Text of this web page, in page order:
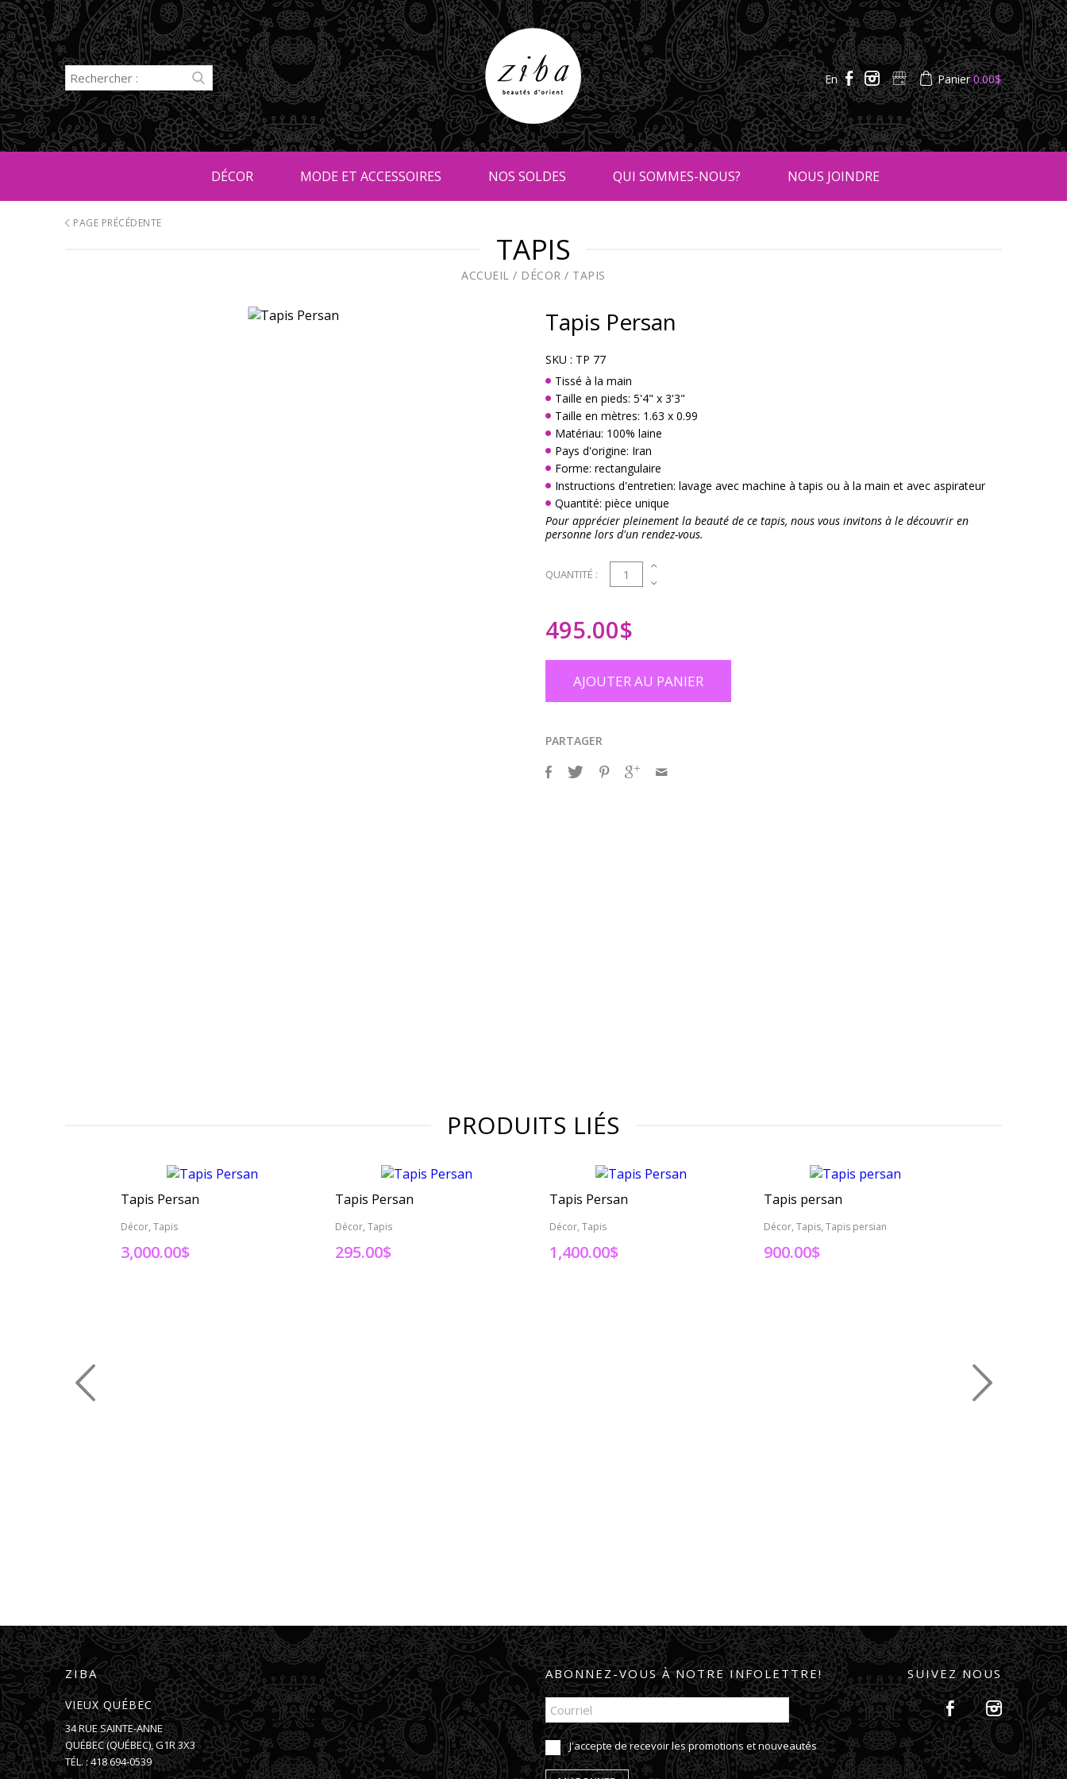
En Panier0.00$
DÉCOR MODE ET ACCESSOIRES NOS SOLDES QUI SOMMES-NOUS? NOUS JOINDRE
PAGE PRÉCÉDENTE
TAPIS
ACCUEIL / DÉCOR / TAPIS
Tapis Persan
SKU : TP 77
Tissé à la main
Taille en pieds: 5'4" x 3'3"
Taille en mètres: 1.63 x 0.99
Matériau: 100% laine
Pays d'origine: Iran
Forme: rectangulaire
Instructions d'entretien: lavage avec machine à tapis ou à la main et avec aspirateur
Quantité: pièce unique
Pour apprécier pleinement la beauté de ce tapis, nous vous invitons à le découvrir en
personne lors d'un rendez-vous.
QUANTITÉ : 1
495.00$
AJOUTER AU PANIER
PARTAGER
PRODUITS LIÉS
Tapis Persan
Décor, Tapis
3,000.00$
Tapis Persan
Décor, Tapis
295.00$
Tapis Persan
Décor, Tapis
1,400.00$
Tapis persan
Décor, Tapis, Tapis persian
900.00$
ZIBA
VIEUX QUÉBEC
34 RUE SAINTE-ANNE
QUÉBEC(QUÉBEC),G1R 3X3
TÉL. :418 694-0539
ABONNEZ-VOUS À NOTRE INFOLETTRE!
J'accepte de recevoir les promotions et nouveautés
SUIVEZ NOUS